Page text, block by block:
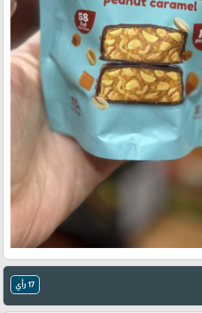
17 رأي